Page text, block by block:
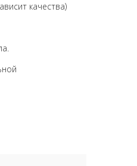
качества)